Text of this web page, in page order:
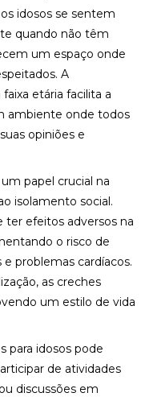
idosos se sentem
quando não têm
um espaço onde
A
etária facilita a
ambiente onde todos
opiniões e
papel crucial na
isolamento social.
ter efeitos adversos na
o risco de
problemas cardíacos.
as creches
um estilo de vida
para idosos pode
de atividades
discussões em